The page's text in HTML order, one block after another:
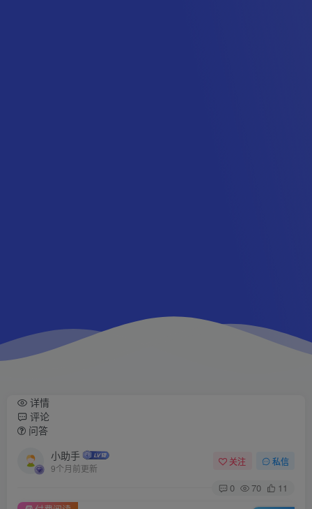
详情
评论
问答
小助手
9个月前更新
关注 私信
0 70
11